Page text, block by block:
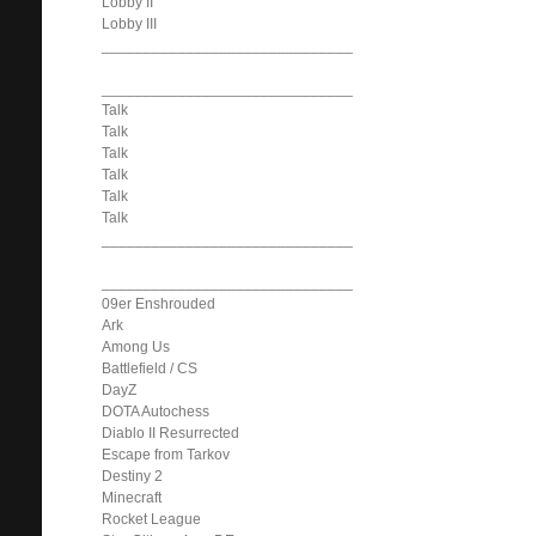
Lobby III
Talk
Talk
Talk
Talk
Talk
Talk
09er Enshrouded
Ark
Among Us
Battlefield / CS
DayZ
DOTA Autochess
Diablo II Resurrected
Escape from Tarkov
Destiny 2
Minecraft
Rocket League